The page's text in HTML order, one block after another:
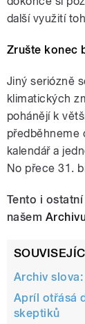
další využití
Zrušte konec
Jiný seriózně
klimatických
pohánějí k
předběhneme
kalendář a
No přece 31.
Tento i
našem
Archiv
Apríl otřásá
skeptiků